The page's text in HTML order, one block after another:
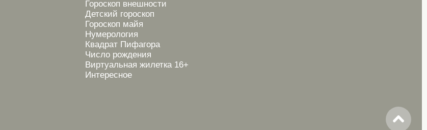
Гороскоп внешности
Детский гороскоп
Гороскоп майя
Нумерология
Квадрат Пифагора
Число рождения
Виртуальная жилетка 16+
Интересное